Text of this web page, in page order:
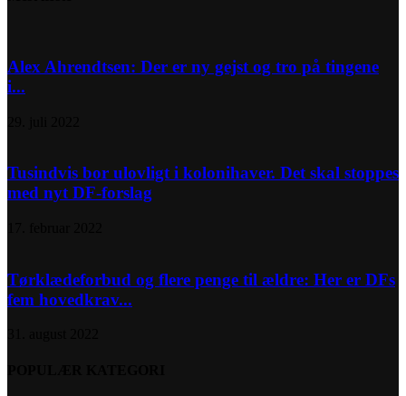
Alex Ahrendtsen: Der er ny gejst og tro på tingene
i...
Tusindvis bor ulovligt i kolonihaver. Det skal stoppes
med nyt DF-forslag
Tørklædeforbud og flere penge til ældre: Her er DFs
fem hovedkrav...